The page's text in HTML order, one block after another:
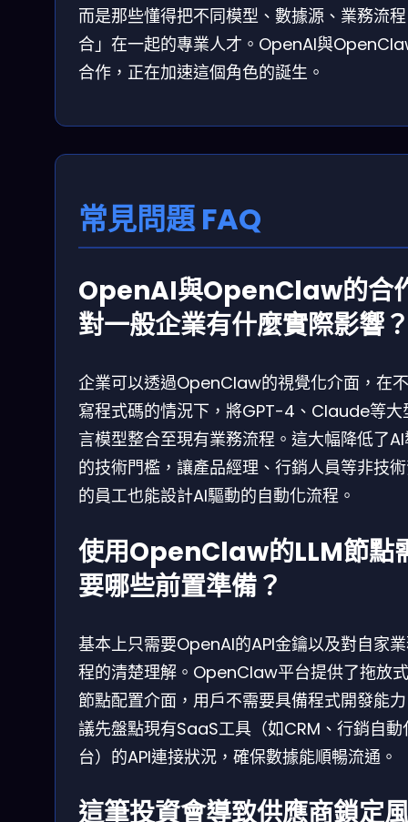
而是那些懂得把不同模型、數據源、業務流
合」在一起的專業人才。OpenAI與
合作，正在加速這個角色的誕生。
常見問題 FAQ
OpenAI與OpenClaw的合
對一般企業有什麼實際影響
企業可以透過OpenClaw的視覺化介面，在
寫程式碼的情況下，將GPT-4、Claude等大
言模型整合至現有業務流程。這大幅降低了
的技術門檻，讓產品經理、行銷人員等非技
的員工也能設計AI驅動的自動化流程。
使用OpenClaw的LLM節點
要哪些前置準備？
基本上只需要OpenAI的API金鑰以及對自家
程的清楚理解。OpenClaw平台提供了拖放
節點配置介面，用戶不需要具備程式開發能
議先盤點現有SaaS工具（如CRM、行銷自動
台）的API連接狀況，確保數據能順暢流通。
這筆投資會導致供應商鎖定